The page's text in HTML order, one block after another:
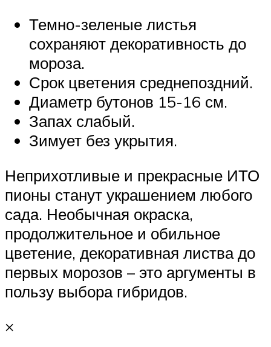
Темно-зеленые листья
сохраняют декоративность до
мороза.
Срок цветения среднепоздний.
Диаметр бутонов 15-16 см.
Запах слабый.
Зимует без укрытия.
Неприхотливые и прекрасные ИТО
пионы станут украшением любого
сада. Необычная окраска,
продолжительное и обильное
цветение, декоративная листва до
первых морозов – это аргументы в
пользу выбора гибридов.
×